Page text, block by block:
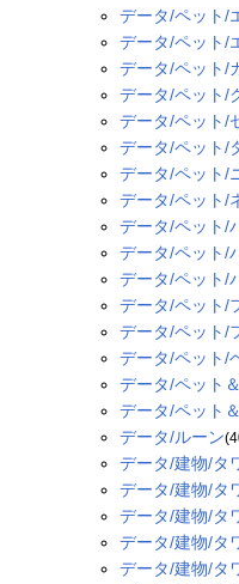
データ/ペット/
データ/ペット/
データ/ペット/
データ/ペット/
データ/ペット/
データ/ペット/
データ/ペット/
データ/ペット/
データ/ペット/
データ/ペット/
データ/ペット/
データ/ペット/
データ/ペット/
データ/ペット/
データ/ペット
データ/ペット
データ/ルーン
データ/建物/タ
データ/建物/タ
データ/建物/タ
データ/建物/タ
データ/建物/タ